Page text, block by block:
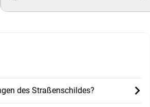
des Straßenschildes?